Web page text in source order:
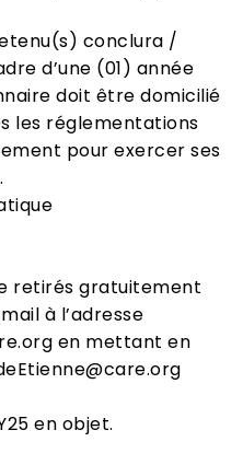
conclura /
d’une (01) année
doit être domicilié
les réglementations
pour exercer ses
retirés gratuitement
à l’adresse
en mettant en
en objet.